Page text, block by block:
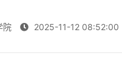
院 2025-11-12 08:52:00